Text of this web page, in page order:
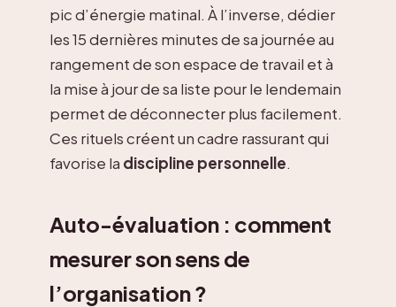
pic d’énergie matinal. À l’inverse, dédier
les 15 dernières minutes de sa journée au
rangement de son espace de travail et à
la mise à jour de sa liste pour le lendemain
permet de déconnecter plus facilement.
Ces rituels créent un cadre rassurant qui
favorise la discipline personnelle.
Auto-évaluation : comment
mesurer son sens de
l’organisation ?